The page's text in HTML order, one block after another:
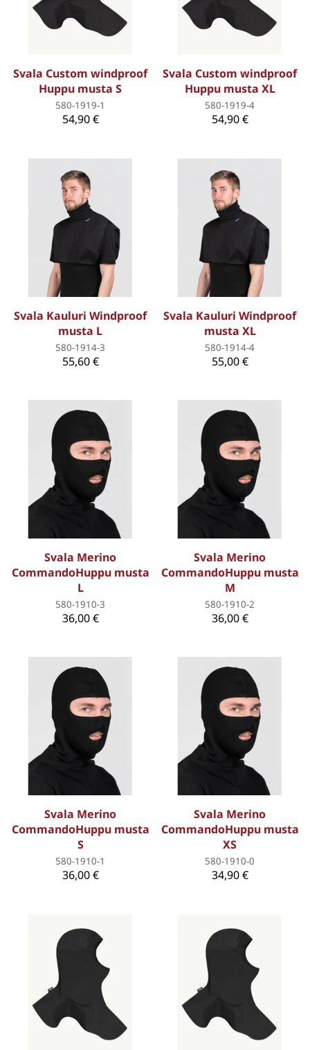
Svala Custom windproof
Huppu musta S
580-1919-1
54,90 €
Svala Custom windproof
Huppu musta XL
580-1919-4
54,90 €
Svala Kauluri Windproof
musta L
580-1914-3
55,60 €
Svala Kauluri Windproof
musta XL
580-1914-4
55,00 €
Svala Merino
CommandoHuppu musta
L
580-1910-3
36,00 €
Svala Merino
CommandoHuppu musta
M
580-1910-2
36,00 €
Svala Merino
CommandoHuppu musta
S
580-1910-1
36,00 €
Svala Merino
CommandoHuppu musta
XS
580-1910-0
34,90 €